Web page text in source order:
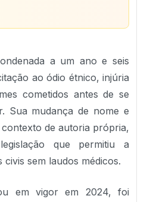
a um ano e seis
ao ódio étnico, injúria
cometidos antes de se
Sua mudança de nome e
de autoria própria,
que permitiu a
sem laudos médicos.
em vigor em 2024, foi